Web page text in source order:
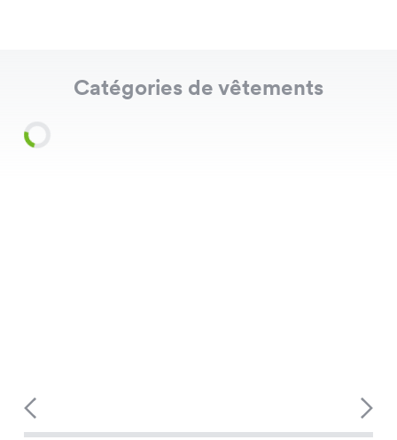
Catégories de vêtements